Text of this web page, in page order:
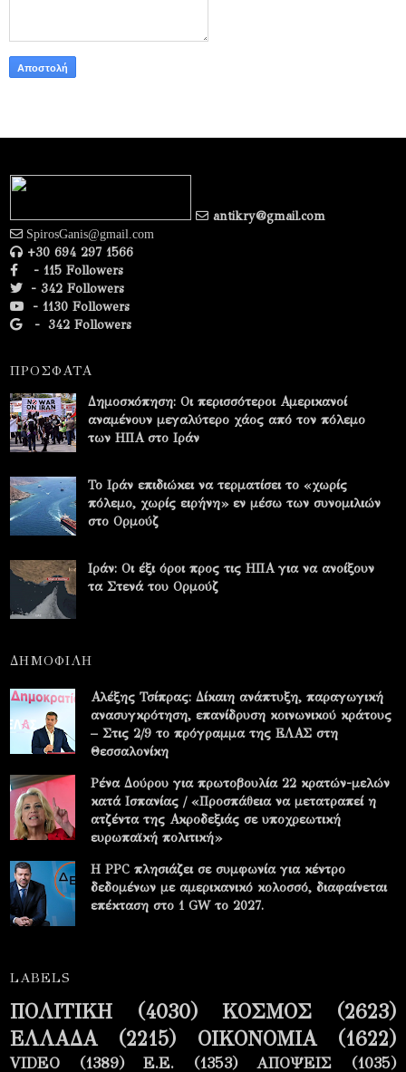
antikry@gmail.com
SpirosGanis@gmail.com
+30 694 297 1566
- 115 Followers
- 342 Followers
- 1130 Followers
- 342 Followers
ΠΡΟΣΦΑΤΑ
Δημοσκόπηση: Οι περισσότεροι Αμερικανοί
αναμένουν μεγαλύτερο χάος από τον πόλεμο
των ΗΠΑ στο Ιράν
Το Ιράν επιδιώκει να τερματίσει το «χωρίς
πόλεμο, χωρίς ειρήνη» εν μέσω των συνομιλιών
στο Ορμούζ
Ιράν: Οι έξι όροι προς τις ΗΠΑ για να ανοίξουν
τα Στενά του Ορμούζ
ΔΗΜΟΦΙΛΗ
Αλέξης Τσίπρας: Δίκαιη ανάπτυξη, παραγωγική
ανασυγκρότηση, επανίδρυση κοινωνικού κράτους
– Στις 2/9 το πρόγραμμα της ΕΛΑΣ στη
Θεσσαλονίκη
Ρένα Δούρου για πρωτοβουλία 22 κρατών-μελών
κατά Ισπανίας / «Προσπάθεια να μετατραπεί η
ατζέντα της Ακροδεξιάς σε υποχρεωτική
ευρωπαϊκή πολιτική»
Η PPC πλησιάζει σε συμφωνία για κέντρο
δεδομένων με αμερικανικό κολοσσό, διαφαίνεται
επέκταση στο 1 GW το 2027.
LABELS
ΠΟΛΙΤΙΚΗ (4030) ΚΟΣΜΟΣ
(2623)
ΕΛΛΑΔΑ
(2215) ΟΙΚΟΝΟΜΙΑ (1622)
VIDEO (1389) Ε.Ε. (1353) ΑΠΟΨΕΙΣ (1035)